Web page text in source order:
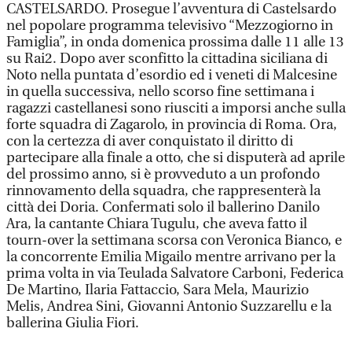
CASTELSARDO. Prosegue l’avventura di Castelsardo
nel popolare programma televisivo “Mezzogiorno in
Famiglia”, in onda domenica prossima dalle 11 alle 13
su Rai2. Dopo aver sconfitto la cittadina siciliana di
Noto nella puntata d’esordio ed i veneti di Malcesine
in quella successiva, nello scorso fine settimana i
ragazzi castellanesi sono riusciti a imporsi anche sulla
forte squadra di Zagarolo, in provincia di Roma. Ora,
con la certezza di aver conquistato il diritto di
partecipare alla finale a otto, che si disputerà ad aprile
del prossimo anno, si è provveduto a un profondo
rinnovamento della squadra, che rappresenterà la
città dei Doria. Confermati solo il ballerino Danilo
Ara, la cantante Chiara Tugulu, che aveva fatto il
tourn-over la settimana scorsa con Veronica Bianco, e
la concorrente Emilia Migailo mentre arrivano per la
prima volta in via Teulada Salvatore Carboni, Federica
De Martino, Ilaria Fattaccio, Sara Mela, Maurizio
Melis, Andrea Sini, Giovanni Antonio Suzzarellu e la
ballerina Giulia Fiori.